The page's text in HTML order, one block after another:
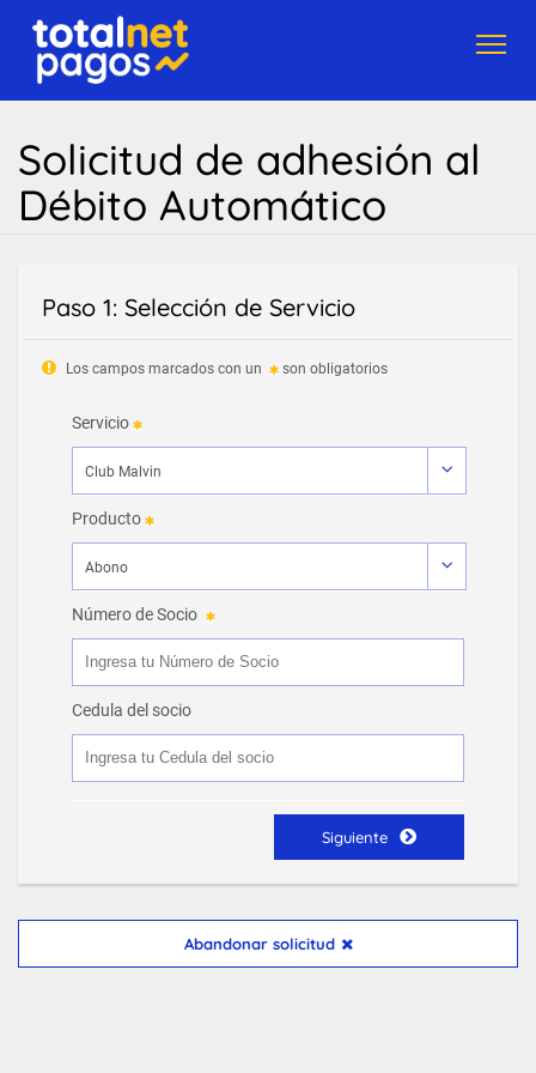
Solicitud de adhesión al
Débito Automático
Paso 1: Selección de Servicio
Los campos marcados con un son obligatorios
Servicio
Producto
Número de Socio
Cedula del socio
Siguiente
Abandonar solicitud